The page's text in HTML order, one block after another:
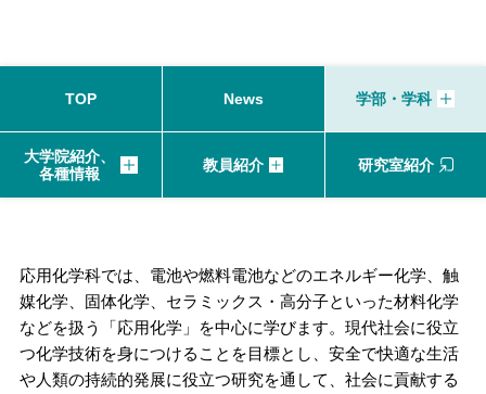
TOP News 学部・学科
大学院紹介、
各種情報
教員紹介 研究室紹介
応用化学科では、電池や燃料電池などのエネルギー化学、触
媒化学、固体化学、セラミックス・高分子といった材料化学
などを扱う「応用化学」を中心に学びます。現代社会に役立
つ化学技術を身につけることを目標とし、安全で快適な生活
や人類の持続的発展に役立つ研究を通して、社会に貢献する